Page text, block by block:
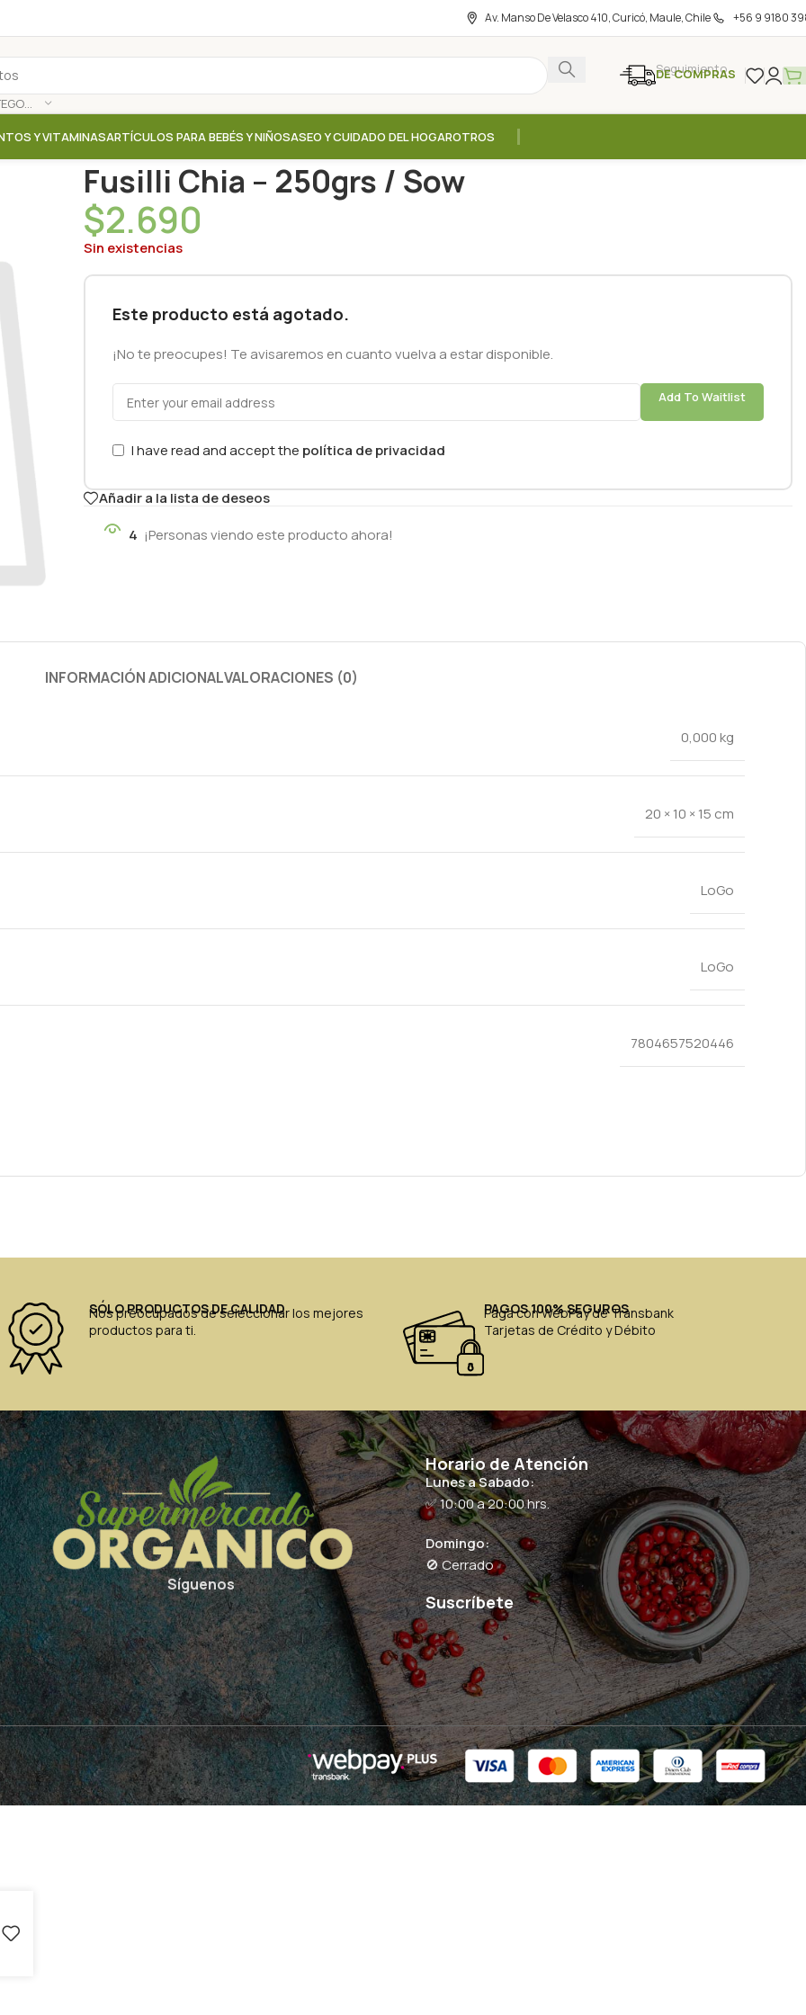
Av. Manso De Velasco 410, Curicó, Maule, Chile +56 9 9180
SELECCIONAR CATEGORÍA
Seguimiento
DE COMPRAS
Y VITAMINASARTÍCULOS PARA BEBÉS Y NIÑOSASEO Y CUIDADO DEL HOGAROTROS
Fusilli Chia – 250grs / Sow
$2.690
Sin existencias
Este producto está agotado.
¡No te preocupes! Te avisaremos en cuanto vuelva a estar disponible.
Add To Waitlist
I have read and accept the política de privacidad
Añadir a la lista de deseos
4 ¡Personas viendo este producto ahora!
INFORMACIÓN ADICIONALVALORACIONES (0)
0,000 kg
20 × 10 × 15 cm
LoGo
LoGo
7804657520446
SÓLO PRODUCTOS DE CALIDAD
Nos preocupados de seleccionar los mejores
productos para ti.
PAGOS 100% SEGUROS
Paga con WebPay de Transbank
Tarjetas de Crédito y Débito
Síguenos
Horario de Atención
Lunes a Sabado:
✅ 10:00 a 20:00 hrs.
Domingo:
🚫 Cerrado
Suscríbete